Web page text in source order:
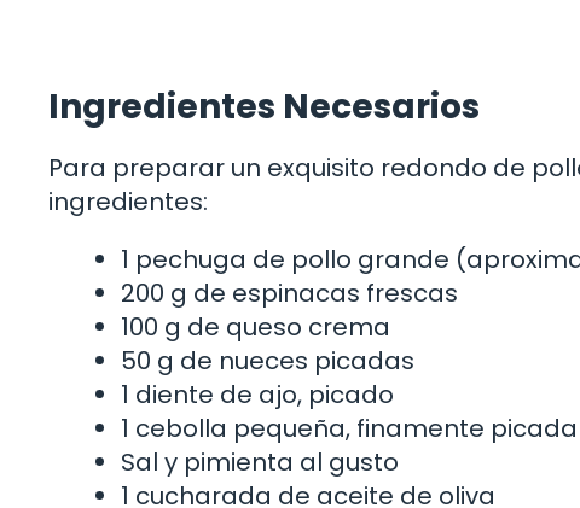
Ingredientes Necesarios
Para preparar un exquisito redondo de
ingredientes:
1 pechuga de pollo grande
200 g de espinacas frescas
100 g de queso crema
50 g de nueces picadas
1 diente de ajo, picado
1 cebolla pequeña, finamente picada
Sal y pimienta al gusto
1 cucharada de aceite de oliva